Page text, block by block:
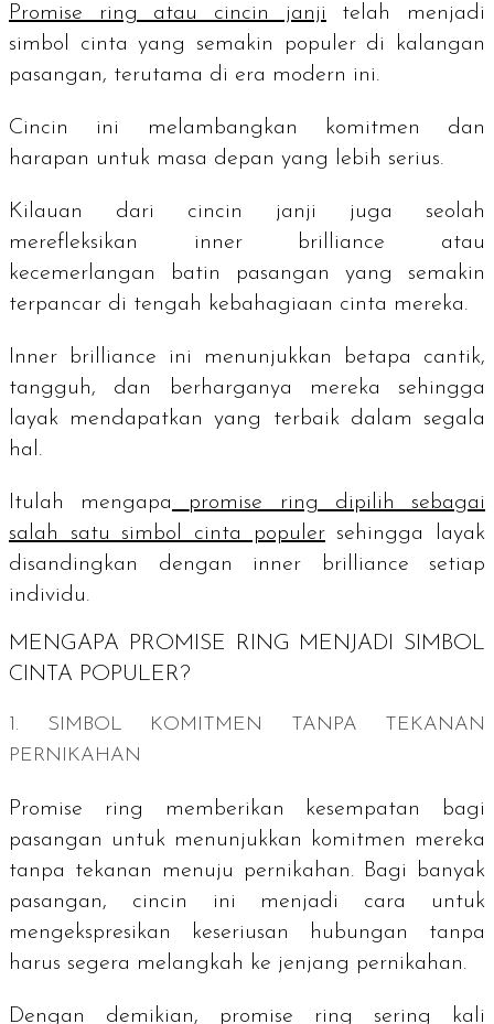
Promise ring atau cincin janji telah menjadi
simbol cinta yang semakin populer di kalangan
pasangan, terutama di era modern ini.
Cincin ini melambangkan komitmen dan
harapan untuk masa depan yang lebih serius.
Kilauan dari cincin janji juga seolah
merefleksikan inner brilliance atau
kecemerlangan batin pasangan yang semakin
terpancar di tengah kebahagiaan cinta mereka.
Inner brilliance ini menunjukkan betapa cantik,
tangguh, dan berharganya mereka sehingga
layak mendapatkan yang terbaik dalam segala
hal.
Itulah mengapa promise ring dipilih sebagai
salah satu simbol cinta populersehingga layak
disandingkan dengan inner brilliance setiap
individu.
MENGAPA PROMISE RING MENJADI SIMBOL
CINTA POPULER?
1. SIMBOL KOMITMEN TANPA TEKANAN
PERNIKAHAN
Promise ring memberikan kesempatan bagi
pasangan untuk menunjukkan komitmen mereka
tanpa tekanan menuju pernikahan. Bagi banyak
pasangan, cincin ini menjadi cara untuk
mengekspresikan keseriusan hubungan tanpa
harus segera melangkah ke jenjang pernikahan.
Dengan demikian, promise ring sering kali